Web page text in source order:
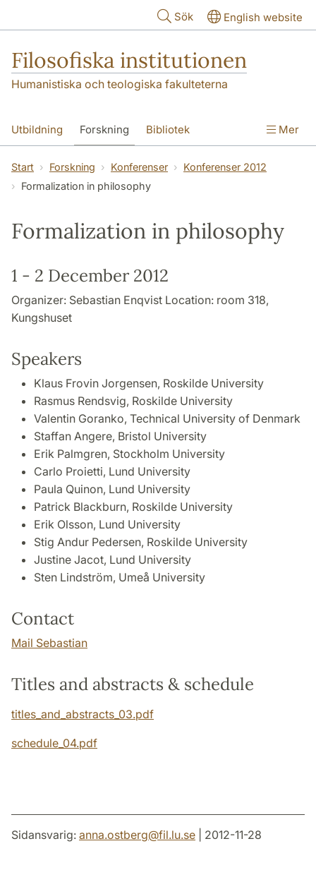
Sök English website
Filosofiska institutionen
Humanistiska och teologiska fakulteterna
Utbildning Forskning Bibliotek
Personal Kontakt Institutionen
Mer
Start Forskning Konferenser
Konferenser 2012
Formalization in philosophy
Formalization in philosophy
1 - 2 December 2012
Organizer: Sebastian Enqvist Location: room 318,
Kungshuset
Speakers
Klaus Frovin Jorgensen, Roskilde University
Rasmus Rendsvig, Roskilde University
Valentin Goranko, Technical University of Denmark
Staffan Angere, Bristol University
Erik Palmgren, Stockholm University
Carlo Proietti, Lund University
Paula Quinon, Lund University
Patrick Blackburn, Roskilde University
Erik Olsson, Lund University
Stig Andur Pedersen, Roskilde University
Justine Jacot, Lund University
Sten Lindström, Umeå University
Contact
Mail Sebastian
Titles and abstracts & schedule
titles_and_abstracts_03.pdf
schedule_04.pdf
Sidansvarig: anna.ostberg@fil.lu.se | 2012-11-28